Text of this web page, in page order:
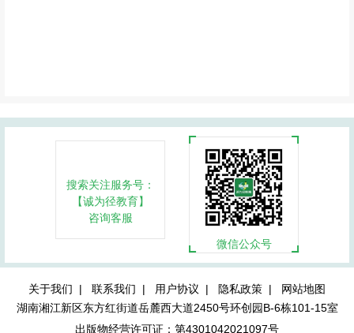
搜索关注服务号：
【诚为径教育】
咨询客服
微信公众号
关于我们 | 联系我们 | 用户协议 | 隐私政策 |
网站地图
湖南湘江新区东方红街道岳麓西大道2450号环创园B-6栋101-15室
出版物经营许可证：第4301042021097号